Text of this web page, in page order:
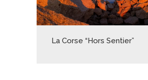
La Corse “Hors Sentier”